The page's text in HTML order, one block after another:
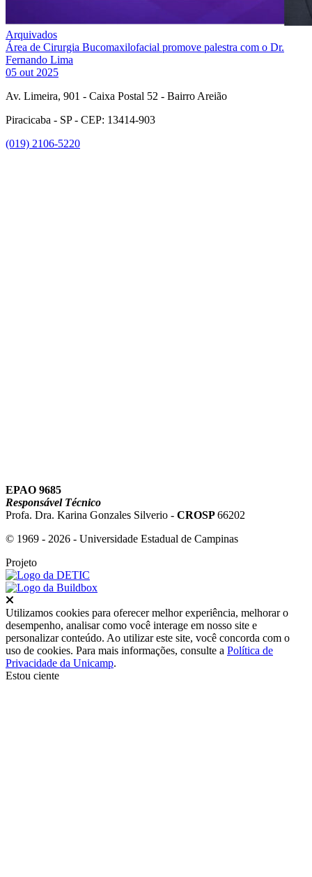
Arquivados
Área de Cirurgia Bucomaxilofacial promove palestra com o Dr.
Fernando Lima
05 out 2025
Av. Limeira, 901 - Caixa Postal 52 - Bairro Areião
Piracicaba - SP - CEP: 13414-903
(019) 2106-5220
EPAO 9685
Responsável Técnico
Profa. Dra. Karina Gonzales Silverio - CROSP66202
© 1969 - 2026 - Universidade Estadual de Campinas
Projeto
Utilizamos cookies para oferecer melhor experiência, melhorar o
desempenho, analisar como você interage em nosso site e
personalizar conteúdo. Ao utilizar este site, você concorda com o
uso de cookies. Para mais informações, consulte a Política de
Privacidade da Unicamp.
Estou ciente